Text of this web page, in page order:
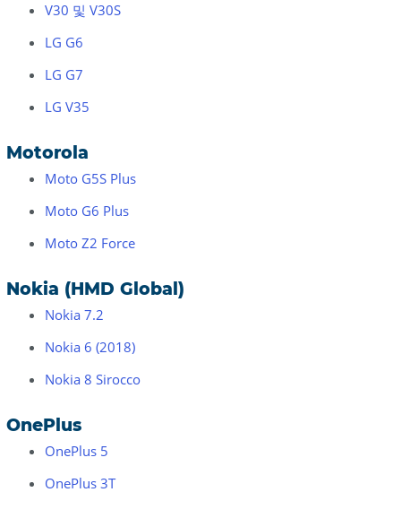
V30 및 V30S
LG G6
LG G7
LG V35
Motorola
Moto G5S Plus
Moto G6 Plus
Moto Z2 Force
Nokia (HMD Global)
Nokia 7.2
Nokia 6 (2018)
Nokia 8 Sirocco
OnePlus
OnePlus 5
OnePlus 3T